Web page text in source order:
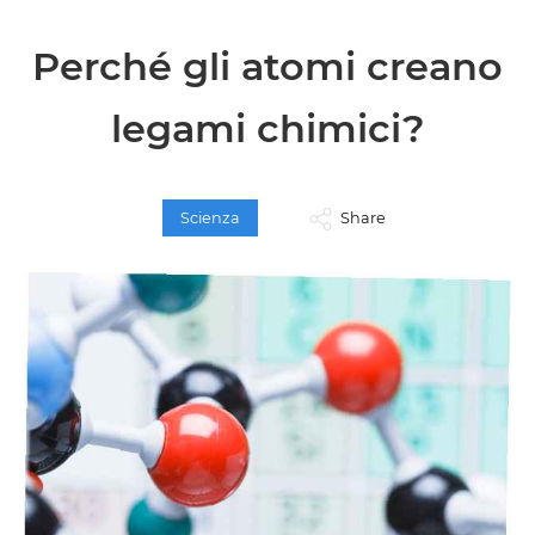
Perché gli atomi creano
legami chimici?
Scienza Share